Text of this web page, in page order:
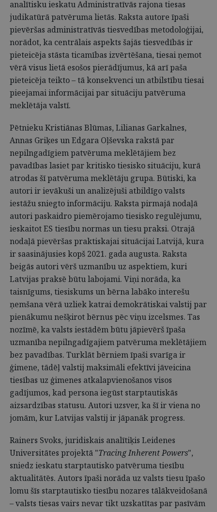
analītisku ieskatu Administratīvās rajona tiesas
judikatūrā patvēruma lietās. Raksta autore īpaši
pievēršas administratīvās tiesvedības metodoloģijai,
norādot, ka centrālais aspekts šajās tiesvedībās ir
pieteicēja stāsta ticamības izvērtēšana, tiesai ņemot
vērā visus lietā esošos pierādījumus, kā arī paša
pieteicēja teikto – tā konsekvenci un atbilstību tiesai
pieejamai informācijai par situāciju patvēruma
meklētāja valstī.
Pētnieku Kristiānas Blūmas, Lilianas Garkalnes,
Annas Griķes un Edgara Oļševska rakstā par
nepilngadīgiem patvēruma meklētājiem bez
pavadības lasiet par kritisko tiesisko situāciju, kurā
atrodas šī patvēruma meklētāju grupa. Būtiski, ka
autori ir ievākuši un analizējuši atbildīgo valsts
iestāžu sniegto informāciju. Raksta pirmajā nodaļā
autori paskaidro piemērojamo tiesisko regulējumu,
ieskaitot ES tiesību normas un tiesu praksi. Otrajā
nodaļā pievēršas praktiskajai situācijai Latvijā, kura
ir saasinājusies kopš 2021. gada augusta. Raksta
beigās autori vērš uzmanību uz aspektiem, kuri
Latvijas praksē būtu labojami. Viņi norāda, ka
taisnīgums, tiesiskums un bērna labāko interešu
ņemšana vērā uzliek katrai demokrātiskai valstij par
pienākumu nešķirot bērnus pēc viņu izcelsmes. Tas
nozīmē, ka valsts iestādēm būtu jāpievērš īpaša
uzmanība nepilngadīgajiem patvēruma meklētājiem
bez pavadības. Turklāt bērniem īpaši svarīga ir
ģimene, tādēļ valstij maksimāli efektīvi jāveicina
tiesības uz ģimenes atkalapvienošanos visos
gadījumos, kad persona iegūst starptautiskās
aizsardzības statusu. Autori uzsver, ka šī ir viena no
jomām, kur Latvijas valstij ir jāpanāk progress.
Rainers Svoks, juridiskais analītiķis Leidenes
Universitātes projektā "Tracing Inherent Powers",
sniedz ieskatu starptautisko patvēruma tiesību
aktualitātēs. Autors īpaši norāda uz valsts tiesu īpašo
lomu šīs starptautisko tiesību nozares tālākveidošanā
– valsts tiesas vairs nevar tikt uzskatītas par pasīvām